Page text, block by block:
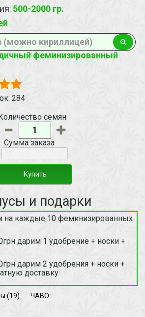
: 500-2000 гр.
феминизированный
284
семян
Сумма заказа
Купить
и подарки
на каждые 10 феминизированных
дарим 1 удобрение + носки +
дарим 2 удобрения + носки +
доставку
(19) ЧАВО